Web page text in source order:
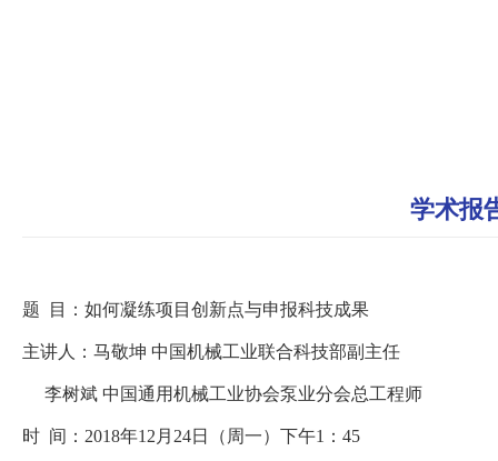
学术报
题 目：如何凝练项目创新点与申报科技成果
主讲人：马敬坤 中国机械工业联合科技部副主任
李树斌 中国通用机械工业协会泵业分会总工程师
时 间：2018年12月24日（周一）下午1：45